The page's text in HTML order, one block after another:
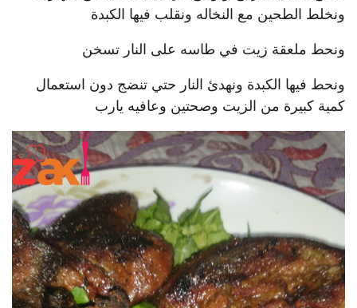
ونخلط الطحين مع النخاله ونقلب فيها الكبدة
ونحط ملعقة زيت في طاسه على النار تسخن
ونحط فيها الكبدة ونهدئ النار حتي تنضج دون استعمال
كمية كبيرة من الزيت وصحتين وعافيه يارب